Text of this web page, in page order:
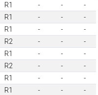
R1 - -
-
R1 - -
-
R1 - -
-
R2 - -
-
R1 - -
-
R2 - -
-
R1 - -
-
R1 - -
-